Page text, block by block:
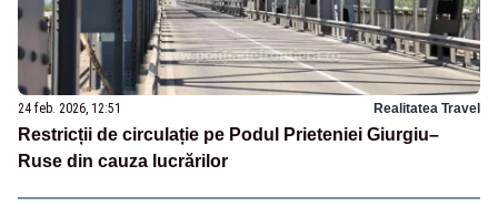
24 feb. 2026, 12:51 Realitatea Travel
Restricții de circulație pe Podul Prieteniei Giurgiu–
Ruse din cauza lucrărilor